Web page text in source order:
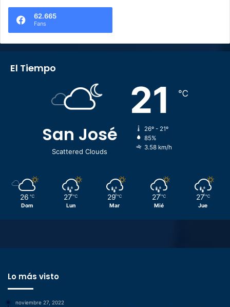
62.665
Fans
El Tiempo
San José
Scattered Clouds
21 ℃
26º - 21º
85%
3.58 km/h
26 ℃
Dom
27 ℃
Lun
29 ℃
Mar
27 ℃
Mié
27 ℃
Jue
Lo más visto
noviembre 27, 2022